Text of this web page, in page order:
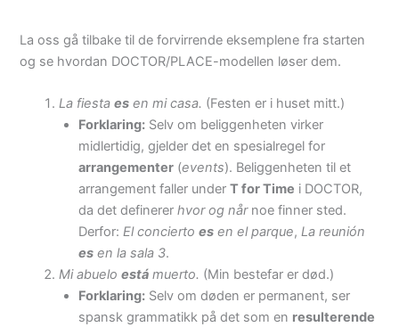
La oss gå tilbake til de forvirrende eksemplene fra starten
og se hvordan DOCTOR/PLACE-modellen løser dem.
La fiestaes en mi casa. (Festen er i huset mitt.)
Forklaring: Selv om beliggenheten virker
midlertidig, gjelder det en spesialregel for
arrangementer (events). Beliggenheten til et
arrangement faller underT for Time i DOCTOR,
da det definererhvor og nårnoe finner sted.
Derfor:El conciertoes en el parque,La reunión
es en la sala 3.
Mi abueloestá muerto. (Min bestefar er død.)
Forklaring: Selv om døden er permanent, ser
spansk grammatikk på det som en resulterende